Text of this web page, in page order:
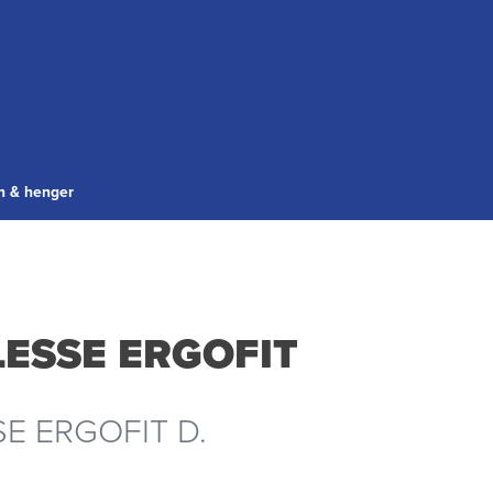
& henger
ERGOFIT
ERGOFIT D.